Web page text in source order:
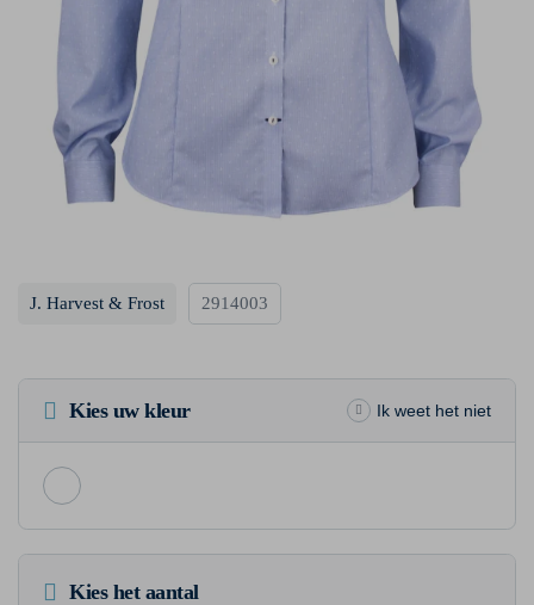
J. Harvest & Frost 2914003
Kies uw kleur Ik weet het niet
Kies het aantal